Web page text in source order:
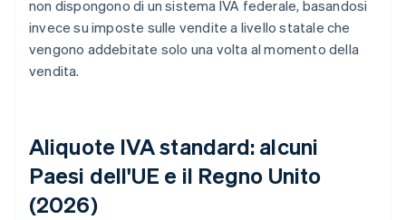
non dispongono di un sistema IVA federale, basandosi
invece su imposte sulle vendite a livello statale che
vengono addebitate solo una volta al momento della
vendita.
Aliquote IVA standard: alcuni
Paesi dell'UE e il Regno Unito
(2026)